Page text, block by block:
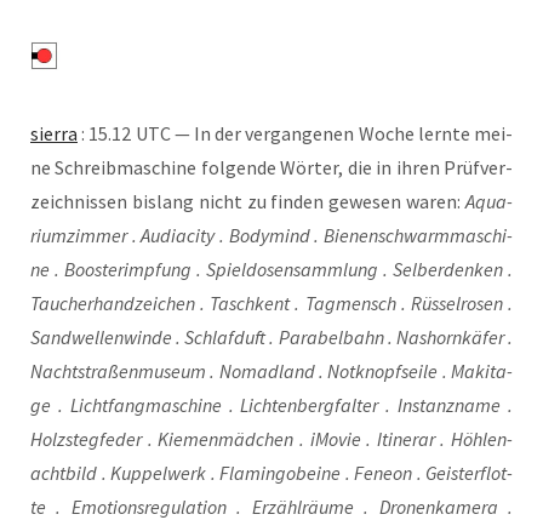
sier­ra : 15.12 UTC — In der ver­gan­ge­nen Woche lern­te mei­
ne Schreib­ma­schi­ne fol­gen­de Wör­ter, die in ihren Prüf­ver­
zeich­nis­sen bis­lang nicht zu fin­den gewe­sen waren: Aqua­
ri­um­zim­mer . Audia­ci­ty . Body­mind . Bie­nen­schwarm­ma­schi­
ne . Boos­ter­imp­fung . Spiel­do­sen­samm­lung . Sel­ber­den­ken .
Tau­cher­hand­zei­chen . Tasch­kent . Tag­mensch . Rüs­sel­ro­sen .
Sand­wel­len­win­de . Schlaf­duft . Para­bel­bahn . Nas­horn­kä­fer .
Nacht­stra­ßen­mu­se­um . Nomad­land . Not­knopf­sei­le . Maki­ta­
ge . Licht­fang­ma­schi­ne . Lich­ten­berg­fal­ter . Instanz­na­me .
Holz­steg­fe­der . Kie­men­mäd­chen . iMo­vie . Itin­erar . Höh­le­n­
acht­bild . Kup­pel­werk . Fla­min­go­bei­ne . Fene­on . Geis­ter­flot­
te . Emo­ti­ons­re­gu­la­ti­on . Erzähl­räu­me . Dro­nen­ka­me­ra .